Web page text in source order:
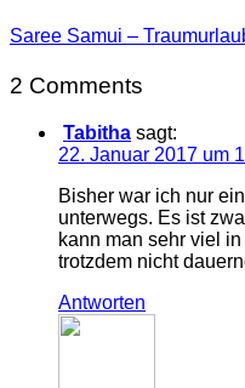
Saree Samui –
2 Comments
Tabitha sagt:
22. Januar 2017 um
Bisher war ich nur
unterwegs. Es ist
kann man sehr viel
trotzdem nicht
Antworten